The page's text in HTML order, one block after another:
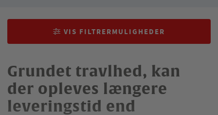
VIS FILTRERMULIGHEDER
Grundet travlhed, kan
der opleves længere
leveringstid end